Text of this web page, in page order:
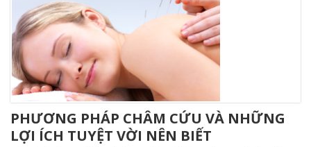
PHƯƠNG PHÁP CHÂM CỨU VÀ NHỮNG
LỢI ÍCH TUYỆT VỜI NÊN BIẾT